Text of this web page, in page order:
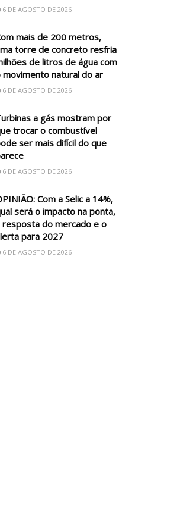
6 DE AGOSTO DE 2026
mais de 200 metros,
torre de concreto resfria
de litros de água com
movimento natural do ar
6 DE AGOSTO DE 2026
a gás mostram por
trocar o combustível
ser mais difícil do que
6 DE AGOSTO DE 2026
Com a Selic a 14%,
será o impacto na ponta,
resposta do mercado e o
para 2027
6 DE AGOSTO DE 2026